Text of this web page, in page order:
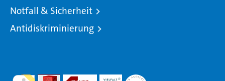
Notfall & Sicherheit
Antidiskriminierung